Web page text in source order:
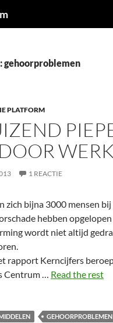
gehoorproblemen
PLATFORM
WERK
1 REACTIE
zich bijna 3000 mensen
hebben
wordt niet altijd
rapport Kerncijfers
Centrum … Read the rest
GEHOORPROBLEMEN